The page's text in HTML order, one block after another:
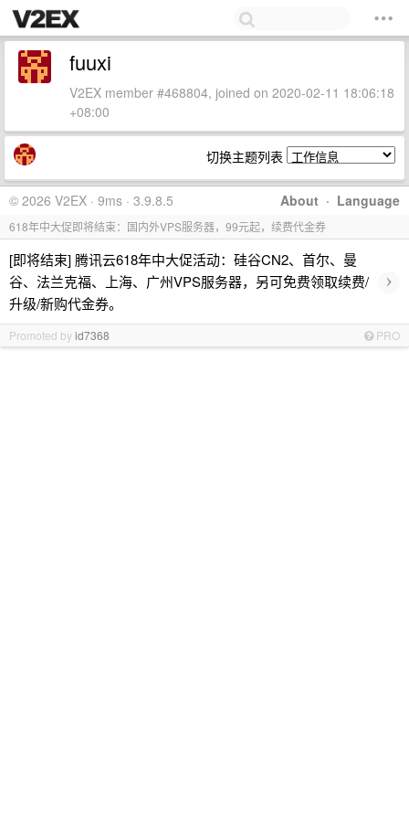
fuuxi
V2EX member #468804, joined on 2020-02-11 18:06:18
+08:00
切换主题列表
About · Language
© 2026 V2EX · 9ms · 3.9.8.5
618年中大促即将结束：国内外VPS服务器，99元起，续费代金券
[即将结束] 腾讯云618年中大促活动：硅谷CN2、首尔、曼
谷、法兰克福、上海、广州VPS服务器，另可免费领取续费/
升级/新购代金券。
›
Promoted byid7368 PRO